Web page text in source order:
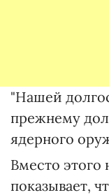
"Нашей
прежнему
ядерного
Вместо этого
показывает,